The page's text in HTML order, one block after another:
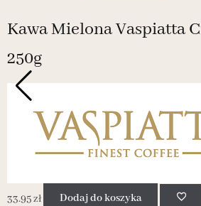
Kawa Mielona Vaspiatta
250g
33.95zł Dodaj do koszyka